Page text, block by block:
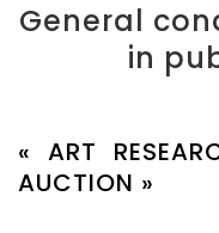
General
in
« ART
AUCTION »